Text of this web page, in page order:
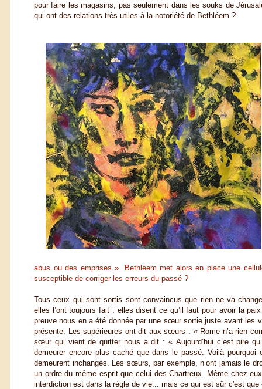
pour faire les magasins, pas seulement dans les souks de
qui ont des relations très utiles à la notoriété de Bethléem ?
abus ou des emprises ». Bethléem met alors en place une
susceptible de corriger les erreurs du passé ?
Tous ceux qui sont sortis sont convaincus que rien ne va
elles l’ont toujours fait : elles disent ce qu’il faut pour avoir la
preuve nous en a été donnée par une sœur sortie juste avant les
présente. Les supérieures ont dit aux sœurs : « Rome n’a rien
sœur qui vient de quitter nous a dit : « Aujourd’hui c’est pire
demeurer encore plus caché que dans le passé. Voilà
demeurent inchangés. Les sœurs, par exemple, n’ont jamais le
un ordre du même esprit que celui des Chartreux. Même chez
interdiction est dans la règle de vie... mais ce qui est sûr c'est